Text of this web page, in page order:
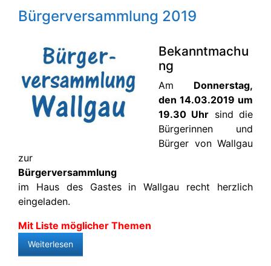
Bürgerversammlung 2019
Bekanntmachu
ng
Am Donnerstag,
den 14.03.2019 um
19.30 Uhr sind die
Bürgerinnen und
Bürger von Wallgau
zur
Bürgerversammlung
im Haus des Gastes in Wallgau recht herzlich
eingeladen.
Mit Liste möglicher Themen
Weiterlesen